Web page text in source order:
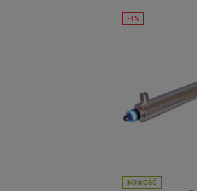
NOWOŚĆ